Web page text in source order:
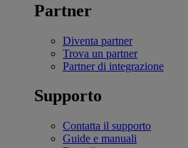
Partner
Diventa partner
Trova un partner
Partner di integrazione
Supporto
Contatta il supporto
Guide e manuali